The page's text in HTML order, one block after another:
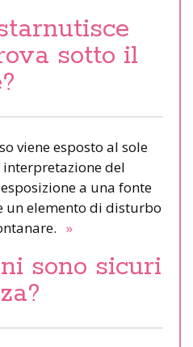
sotto il
viene esposto al sole
del
a una fonte
elemento di disturbo
»
sono sicuri